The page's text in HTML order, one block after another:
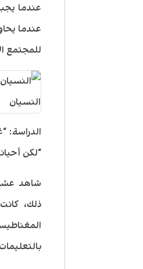
عندما
للمجتمع
الدراسة:
“لكن
شاهد
ذلك،